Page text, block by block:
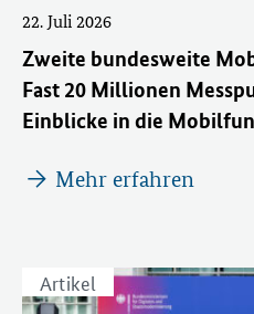
Zweite bundesweite
Fast 20 Millionen
Einblicke in die
22. Juli 2026
Mehr erfahren
Artikel